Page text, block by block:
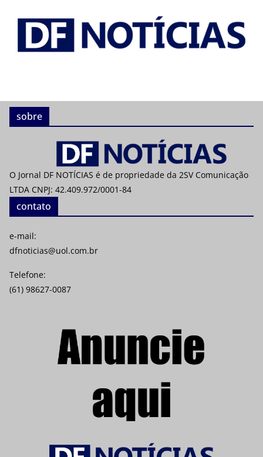
sobre
O Jornal DF NOTÍCIAS é de propriedade da 2SV Comunicação
LTDA CNPJ: 42.409.972/0001-84
contato
e-mail:
dfnoticias@uol.com.br
Telefone:
(61) 98627-0087